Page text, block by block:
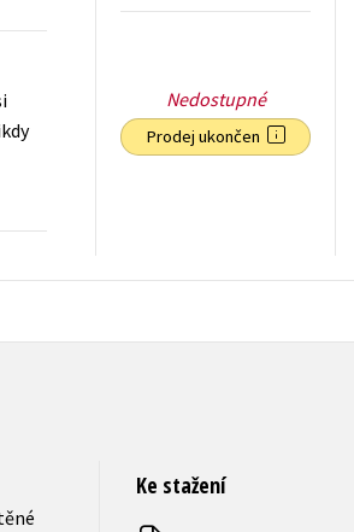
Nedostupné
Prodej ukončen
Ke stažení